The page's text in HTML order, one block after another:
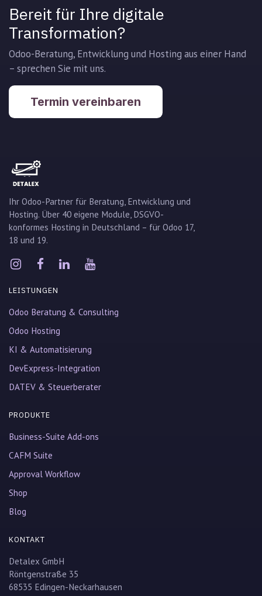
Bereit für Ihre digitale
Transformation?
Odoo-Beratung, Entwicklung und Hosting aus einer Hand
– sprechen Sie mit uns.
Termin vereinbaren
Ihr Odoo-Partner für Beratung, Entwicklung und
Hosting. Über 40 eigene Module, DSGVO-
konformes Hosting in Deutschland – für Odoo 17,
18 und 19.
LEISTUNGEN
Odoo Beratung & Consulting
Odoo Hosting
KI & Automatisierung
DevExpress-Integration
DATEV & Steuerberater
PRODUKTE
Business-Suite Add-ons
CAFM Suite
Approval Workflow
Shop
Blog
KONTAKT
Detalex GmbH
Röntgenstraße 35
68535 Edingen-Neckarhausen